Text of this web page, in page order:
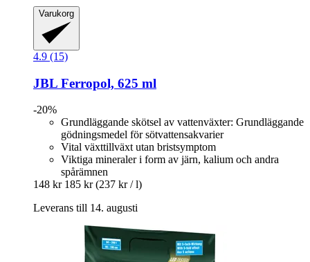
Varukorg
4.9 (15)
JBL Ferropol, 625 ml
-20%
Grundläggande skötsel av vattenväxter: Grundläggande
gödningsmedel för sötvattensakvarier
Vital växttillväxt utan bristsymptom
Viktiga mineraler i form av järn, kalium och andra
spårämnen
148 kr 185 kr (237 kr / l)
Leverans till 14. augusti